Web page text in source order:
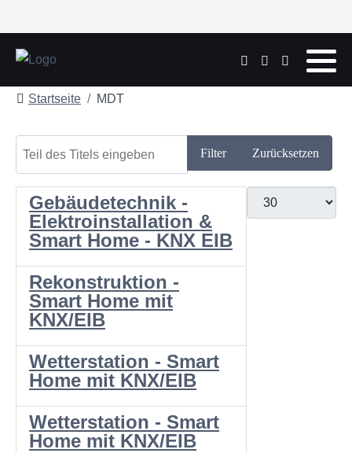
Startseite MDT
Filter Zurücksetzen
Anzeige #
Gebäudetechnik -
Elektroinstallation &
Smart Home - KNX EIB
Rekonstruktion -
Smart Home mit
KNX/EIB
Wetterstation - Smart
Home mit KNX/EIB
Wetterstation - Smart
Home mit KNX/EIB